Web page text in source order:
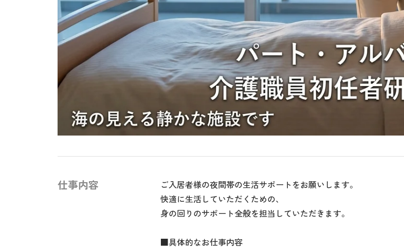
仕事内容
ご入居者様の夜間帯の生活サポートをお願いします。
快適に生活していただくための、
身の回りのサポート全般を担当していただきます。
■具体的なお仕事内容